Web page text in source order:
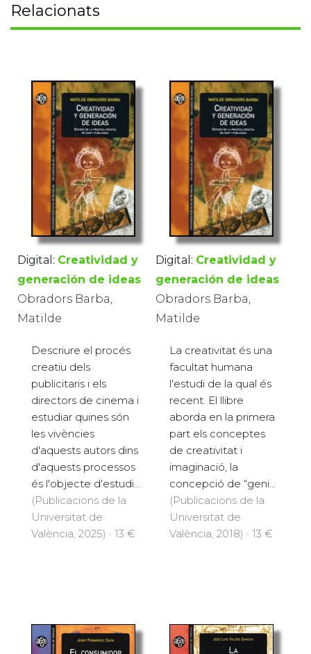
Relacionats
Digital: Creatividad y
generación de ideas
Obradors Barba,
Matilde
Descriure el procés
creatiu dels
publicitaris i els
directors de cinema i
estudiar quines són
les vivències
d'aquests autors dins
d'aquests processos
és l'objecte d'estudi...
(Publicacions de la
Universitat de
València, 2025) · 13 €
Digital: Creatividad y
generación de ideas
Obradors Barba,
Matilde
La creativitat és una
facultat humana
l'estudi de la qual és
recent. El llibre
aborda en la primera
part els conceptes
de creativitat i
imaginació, la
concepció de “geni...
(Publicacions de la
Universitat de
València, 2018) · 13 €